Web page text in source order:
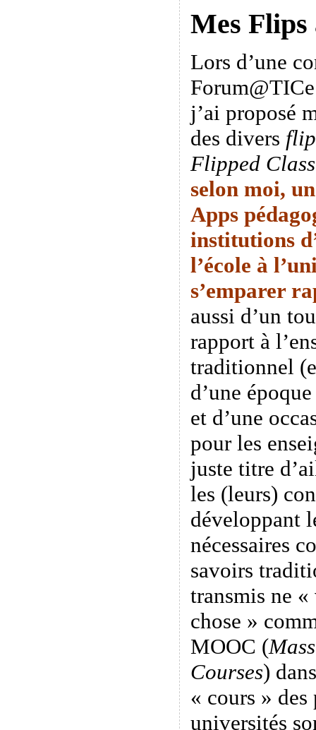
Mes Flips
Lors d’une
j’ai proposé
des divers
Flipped
selon moi,
Apps
institutions
l’école à
s’emparer
aussi d’un
rapport à
traditionnel
d’une
et d’une
pour les
juste titre
les (leurs)
développant
nécessaires
savoirs
transmis ne
chose »
MOOC (
Courses)
« cours » des
universités